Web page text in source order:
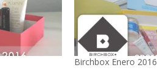
Birchbox Enero 2016